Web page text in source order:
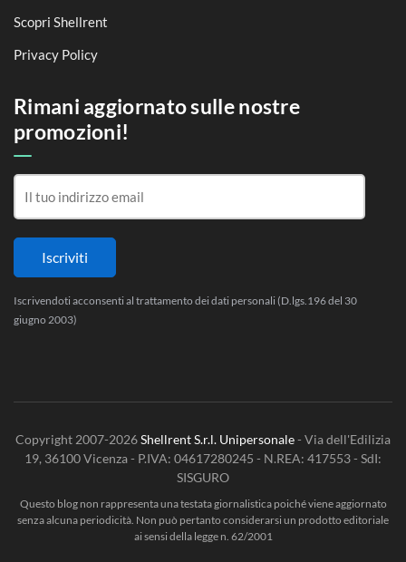
Scopri Shellrent
Privacy Policy
Rimani aggiornato sulle nostre
promozioni!
Iscrivendoti acconsenti al trattamento dei dati personali (D.lgs.196 del 30
giugno 2003)
Copyright 2007-2026Shellrent S.r.l. Unipersonale- Via dell'Edilizia
19, 36100 Vicenza - P.IVA: 04617280245 - N.REA: 417553 - SdI:
SISGURO
Questo blog non rappresenta una testata giornalistica poiché viene aggiornato
senza alcuna periodicità. Non può pertanto considerarsi un prodotto editoriale
ai sensi della legge n. 62/2001